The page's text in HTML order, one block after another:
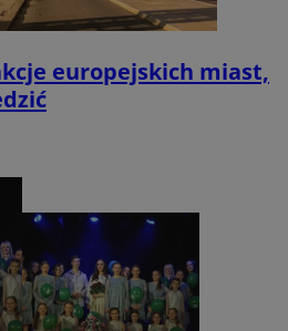
europejskich miast,